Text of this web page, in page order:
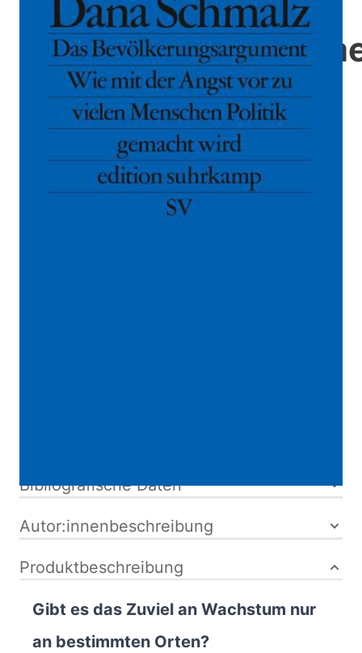
Zur Wunschliste hinzufügen
Wie die Sorge vor zu vielen Menschen Politik
Bibliografische Daten
Autor:innenbeschreibung
Produktbeschreibung
Gibt es das Zuviel an Wachstum nur
an bestimmten Orten?